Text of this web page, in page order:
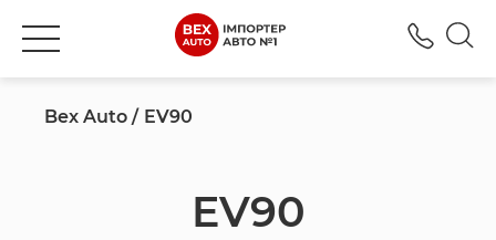
Bex Auto EV90
EV90